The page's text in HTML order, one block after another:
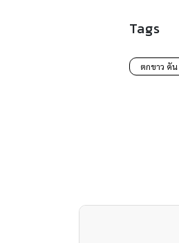
Tags
ตกขาว คัน